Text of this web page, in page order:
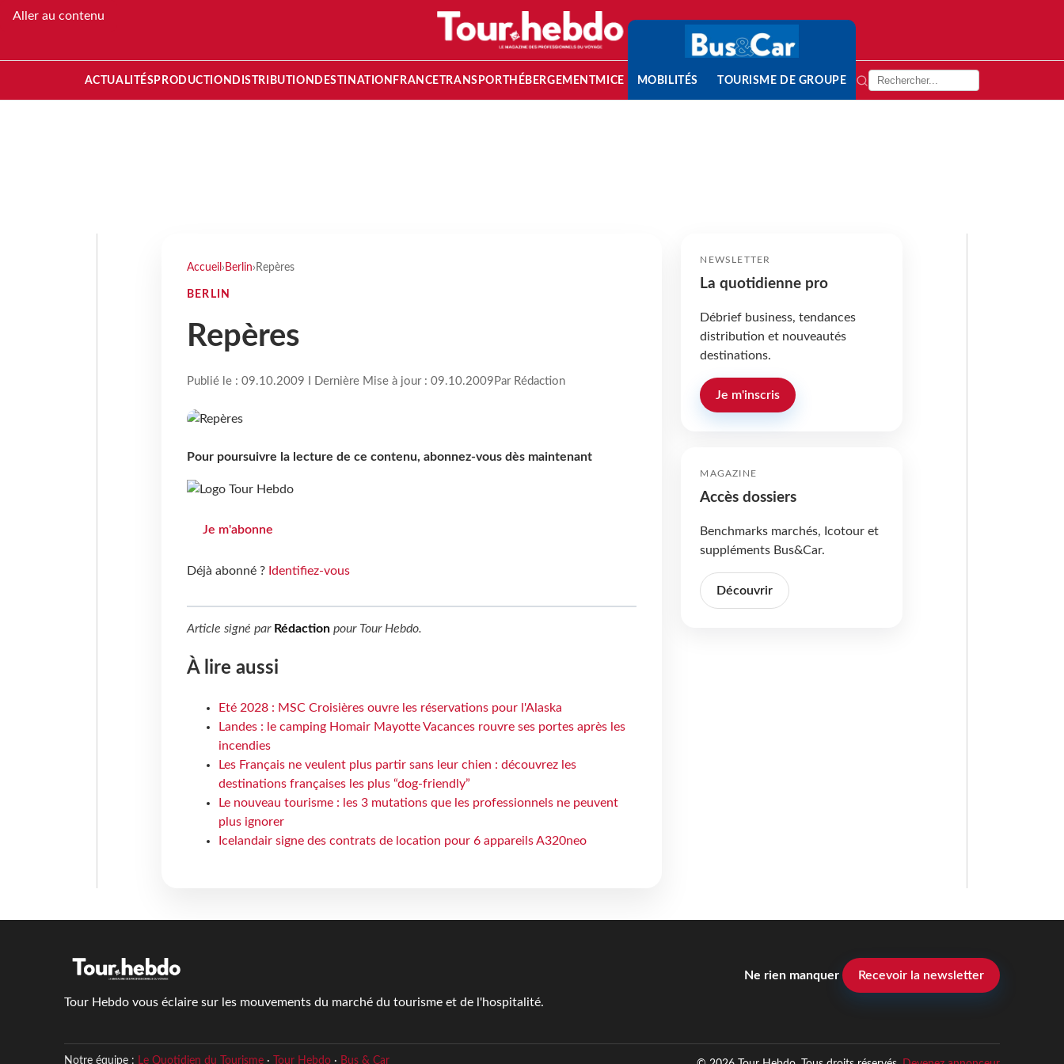
Aller au contenu
ACTUALITÉS PRODUCTION DISTRIBUTION DESTINATION FRANCETRANSPORT HÉBERGEMENTMICE MOBILITÉS TOURISME DE GROUPE
Accueil › Berlin› Repères
BERLIN
Repères
Publié le : 09.10.2009 I Dernière Mise à jour : 09.10.2009 Par Rédaction
Pour poursuivre la lecture de ce contenu, abonnez-vous dès maintenant
Je m'abonne
Déjà abonné ? Identifiez-vous
Article signé par Rédactionpour Tour Hebdo.
À lire aussi
Eté 2028 : MSC Croisières ouvre les réservations pour l'Alaska
Landes : le camping Homair Mayotte Vacances rouvre ses portes après les
incendies
Les Français ne veulent plus partir sans leur chien : découvrez les
destinations françaises les plus “dog-friendly”
Le nouveau tourisme : les 3 mutations que les professionnels ne peuvent
plus ignorer
Icelandair signe des contrats de location pour 6 appareils A320neo
NEWSLETTER
La quotidienne pro
Débrief business, tendances
distribution et nouveautés
destinations.
Je m'inscris
MAGAZINE
Accès dossiers
Benchmarks marchés, Icotour et
suppléments Bus&Car.
Découvrir
Tour Hebdo vous éclaire sur les mouvements du marché du tourisme et de l'hospitalité.
Ne rien manquer Recevoir la newsletter
Notre équipe : Le Quotidien du Tourisme· Tour Hebdo· Bus & Car